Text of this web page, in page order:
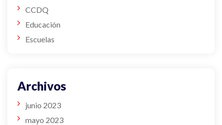
CCDQ
Educación
Escuelas
Archivos
junio 2023
mayo 2023